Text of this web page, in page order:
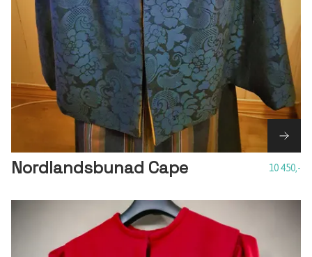
Nordlandsbunad Cape 10 450,-